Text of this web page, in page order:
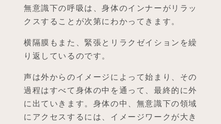
無意識下の呼吸は、身体のインナーがリラッ
クスすることが次第にわかってきます。
横隔膜もまた、緊張とリラクゼイションを繰
り返しているのです。
声は外からのイメージによって始まり、その
過程はすべて身体の中を通って、最終的に外
に出ていきます。身体の中、無意識下の領域
にアクセスするには、イメージワークが大き